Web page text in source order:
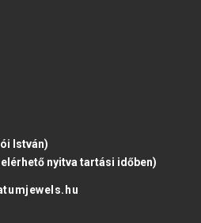
István)
nyitva tartási időben)